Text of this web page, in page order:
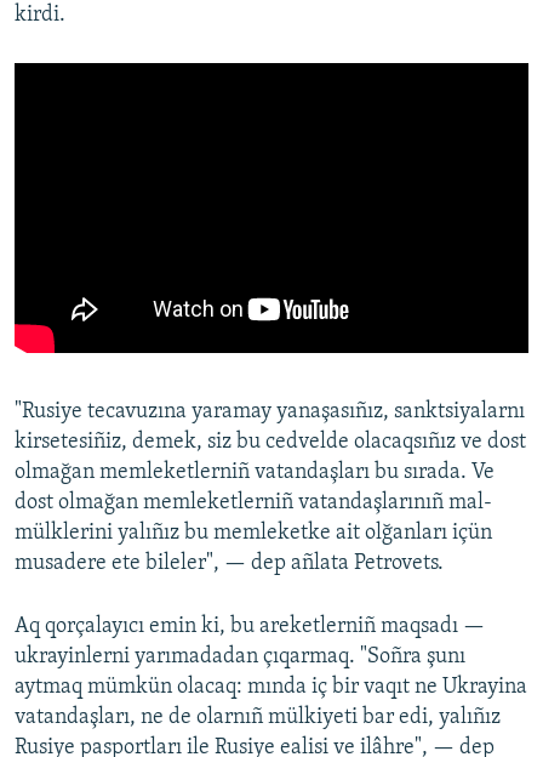
kirdi.
"Rusiye tecavuzına yaramay yanaşasıñız, sanktsiyalarnı
kirsetesiñiz, demek, siz bu cedvelde olacaqsıñız ve dost
olmağan memleketlerniñ vatandaşları bu sırada. Ve
dost olmağan memleketlerniñ vatandaşlarınıñ mal-
mülklerini yalıñız bu memleketke ait olğanları içün
musadere ete bileler", — dep añlata Petrovets.
Aq qorçalayıcı emin ki, bu areketlerniñ maqsadı —
ukrayinlerni yarımadadan çıqarmaq. "Soñra şunı
aytmaq mümkün olacaq: mında iç bir vaqıt ne Ukrayina
vatandaşları, ne de olarnıñ mülkiyeti bar edi, yalıñız
Rusiye pasportları ile Rusiye ealisi ve ilâhre", — dep